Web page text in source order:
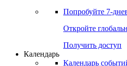
Попробуйте 7-
Откройте
Получить доступ
Календарь
Календарь